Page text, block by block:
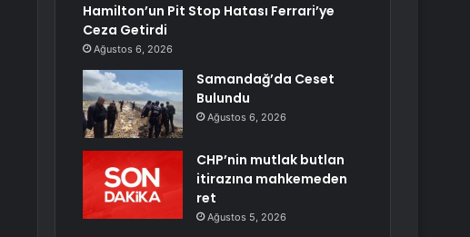
Hamilton’un Pit Stop Hatası Ferrari’ye
Ceza Getirdi
Ağustos 6, 2026
Samandağ’da Ceset
Bulundu
Ağustos 6, 2026
CHP’nin mutlak butlan
itirazına mahkemeden
ret
Ağustos 5, 2026